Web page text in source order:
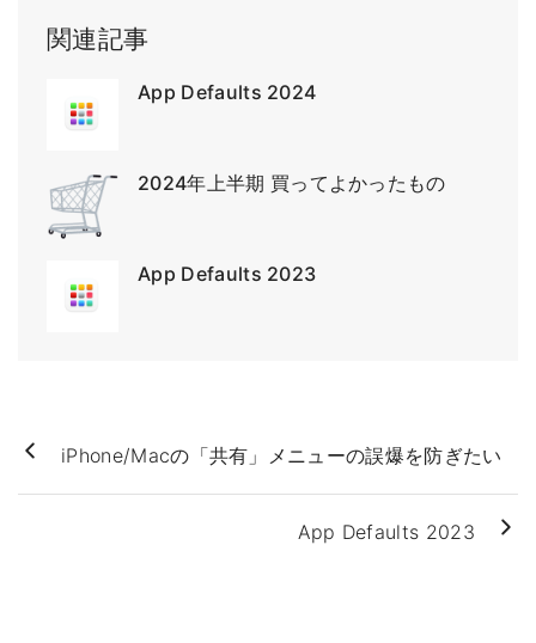
関連記事
App Defaults 2024
2024年上半期 買ってよかったもの
App Defaults 2023
iPhone/Macの「共有」メニューの誤爆を防ぎたい
App Defaults 2023